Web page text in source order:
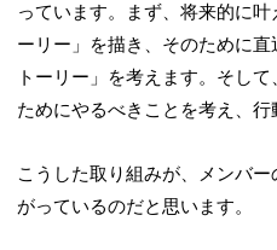
っています。まず、将来的に
ーリー」を描き、そのために
トーリー」を考えます。そし
ためにやるべきことを考え、行
こうした取り組みが、メンバ
がっているのだと思います。